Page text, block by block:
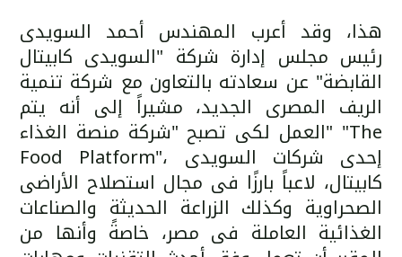
هذا، وقد أعرب المهندس أحمد السويدى
رئيس مجلس إدارة شركة "السويدى كابيتال
القابضة" عن سعادته بالتعاون مع شركة تنمية
الريف المصرى الجديد، مشيراً إلى أنه يتم
العمل لكى تصبح "شركة منصة الغذاء" "The
Food Platform"، إحدى شركات السويدى
كابيتال، لاعباً بارزًا فى مجال استصلاح الأراضى
الصحراوية وكذلك الزراعة الحديثة والصناعات
الغذائية العاملة فى مصر، خاصةً وأنها من